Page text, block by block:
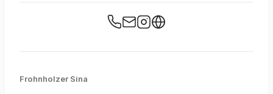
Frohnholzer Sina